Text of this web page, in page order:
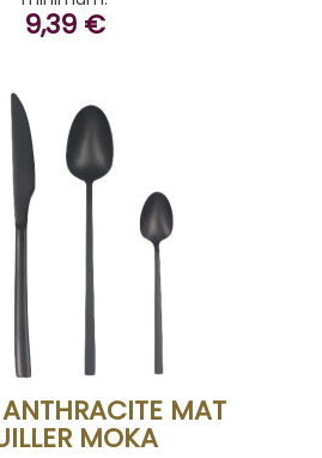
9,39 €
BUY
MAT
MOKA